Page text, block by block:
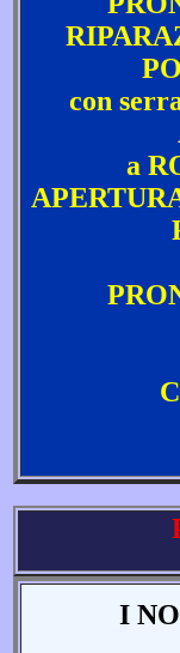
con
a
I